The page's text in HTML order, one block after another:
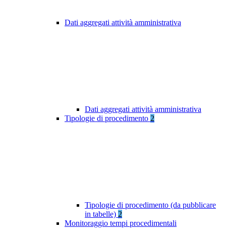
Dati aggregati attività amministrativa
Dati aggregati attività amministrativa
Tipologie di procedimento 2
Tipologie di procedimento (da pubblicare
in tabelle) 2
Monitoraggio tempi procedimentali